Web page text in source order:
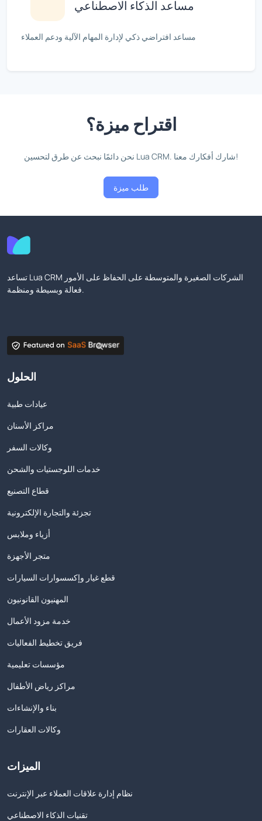
مساعد الذكاء الاصطناعي
مساعد افتراضي ذكي لإدارة المهام الآلية ودعم العملاء
اقتراح ميزة؟
نحن دائمًا نبحث عن طرق لتحسين Lua CRM. شارك أفكارك معنا!
طلب ميزة
تساعد Lua CRM الشركات الصغيرة والمتوسطة على الحفاظ على الأمور
فعالة وبسيطة ومنظمة.
الحلول
عيادات طبية
مراكز الأسنان
وكالات السفر
خدمات اللوجستيات والشحن
قطاع التصنيع
تجزئة والتجارة الإلكترونية
أزياء وملابس
متجر الأجهزة
قطع غيار وإكسسوارات السيارات
المهنيون القانونيون
خدمة مزود الأعمال
فريق تخطيط الفعاليات
مؤسسات تعليمية
مراكز رياض الأطفال
بناء والإنشاءات
وكالات العقارات
الميزات
نظام إدارة علاقات العملاء عبر الإنترنت
تقنيات الذكاء الاصطناعي